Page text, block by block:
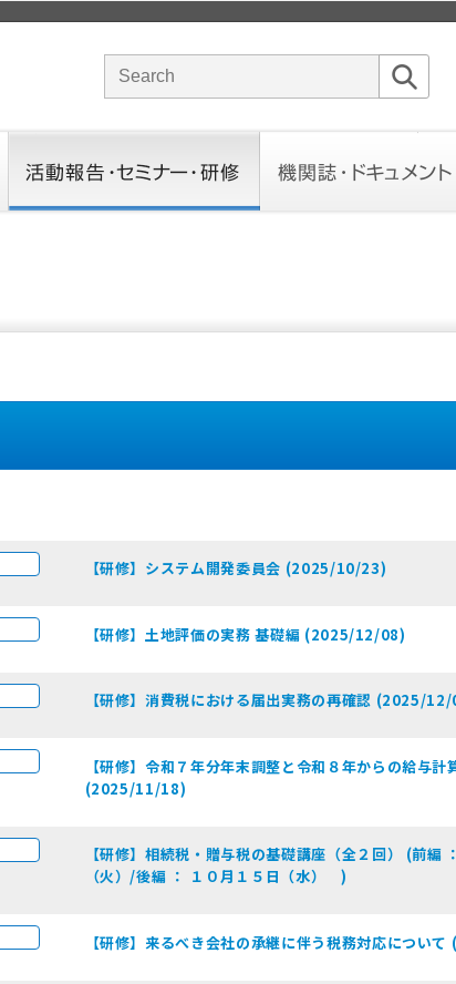
サイト内検索のキーワード
【研修】システム開発委員会 (2025/10/23)
【研修】土地評価の実務 基礎編 (2025/12/08)
【研修】消費税における届出実務の再確認 (2025/
【研修】令和７年分年末調整と令和８年からの給与計
(2025/11/18)
【研修】相続税・贈与税の基礎講座（全２回） (前編
（火）/後編 ： １０月１５日（水） )
【研修】来るべき会社の承継に伴う税務対応につい